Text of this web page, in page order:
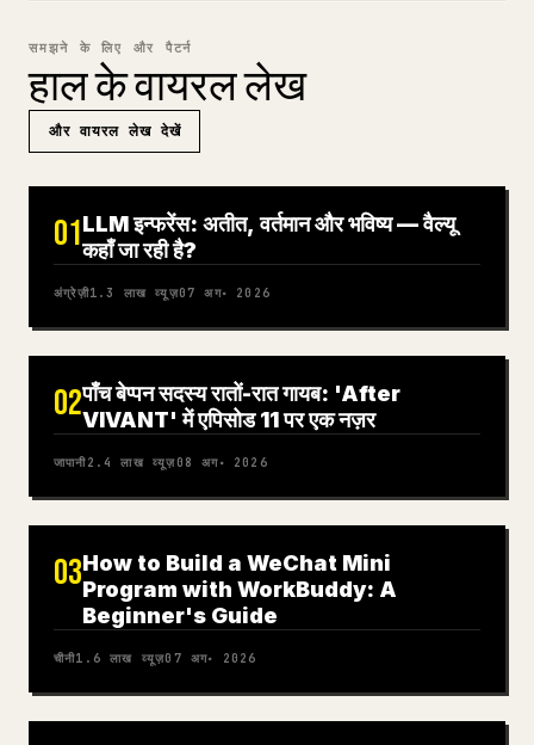
समझने के लिए और पैटर्न
हाल के वायरल लेख
और वायरल लेख देखें
01LLM इन्फरेंस: अतीत, वर्तमान और भविष्य — वैल्यू
कहाँ जा रही है?
अंग्रेज़ी1.3 लाख व्यूज़07 अग॰ 2026
02पाँच बेप्पन सदस्य रातों-रात गायब: 'After
VIVANT' में एपिसोड 11 पर एक नज़र
जापानी2.4 लाख व्यूज़08 अग॰ 2026
03How to Build a WeChat Mini
Program with WorkBuddy: A
Beginner's Guide
चीनी1.6 लाख व्यूज़07 अग॰ 2026